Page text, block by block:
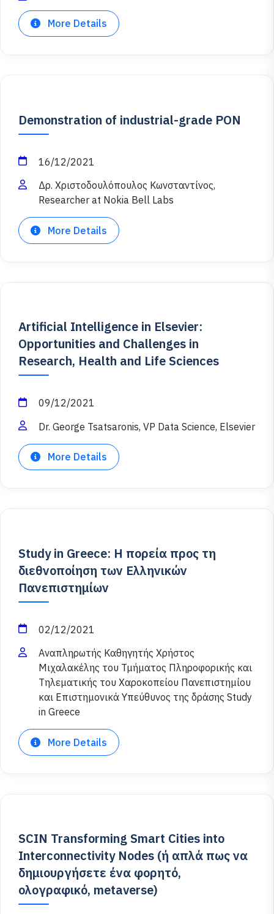
More Details
Demonstration of industrial-grade PON
16/12/2021
Δρ. Χριστοδουλόπουλος Κωνσταντίνος,
Researcher at Nokia Bell Labs
More Details
Artificial Intelligence in Elsevier:
Opportunities and Challenges in
Research, Health and Life Sciences
09/12/2021
Dr. George Tsatsaronis, VP Data Science, Elsevier
More Details
Study in Greece: Η πορεία προς τη
διεθνοποίηση των Ελληνικών
Πανεπιστημίων
02/12/2021
Αναπληρωτής Καθηγητής Χρήστος
Μιχαλακέλης του Τμήματος Πληροφορικής και
Τηλεματικής του Χαροκοπείου Πανεπιστημίου
και Επιστημονικά Υπεύθυνος της δράσης Study
in Greece
More Details
SCIN Transforming Smart Cities into
Interconnectivity Nodes (ή απλά πως να
δημιουργήσετε ένα φορητό,
ολογραφικό, metaverse)